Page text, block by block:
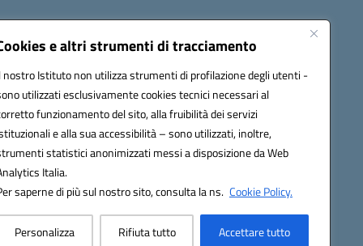
e altri strumenti di tracciamento
nostro Istituto non utilizza strumenti di profilazione degli utenti -
utilizzati esclusivamente cookies tecnici necessari al
funzionamento del sito, alla fruibilità dei servizi
e alla sua accessibilità – sono utilizzati, inoltre,
statistici anonimizzati messi a disposizione da Web
Italia.
saperne di più sul nostro sito, consulta la ns. Cookie Policy.
Personalizza Rifiuta tutto Accettare tutto